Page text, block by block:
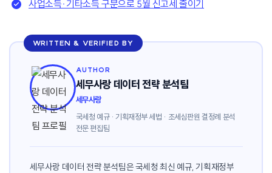
사업소득·기타소득 구분으로 5월 신고세 줄이기
WRITTEN & VERIFIED BY
AUTHOR
세무사랑 데이터 전략 분석팀
세무사랑
국세청 예규 · 기획재정부 세법 · 조세심판원 결정례 분석
전문 편집팀
세무사랑 데이터 전략 분석팀은 국세청 최신 예규, 기획재정부